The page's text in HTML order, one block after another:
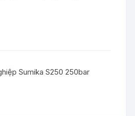
Sumika S250 250bar